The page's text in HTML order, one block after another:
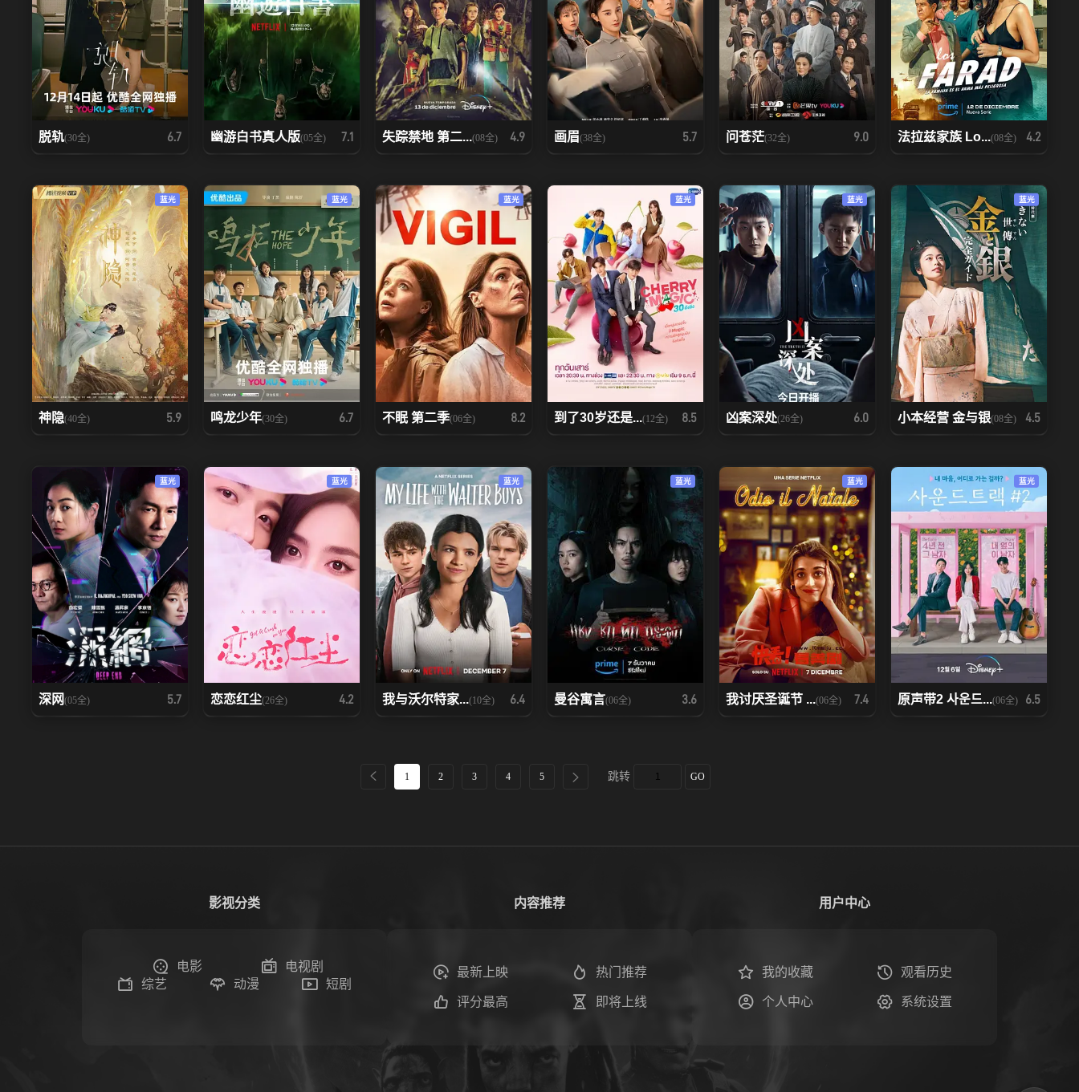
脱轨(30全) 6.7 幽游白书真人版(05全) 7.1 失踪禁地 第二...(08全) 4.9 画眉(38全) 5.7 问苍茫(32全) 9.0 法拉兹家族 Lo...(08全) 4.2
蓝光
神隐(40全) 5.9
蓝光
鸣龙少年(30全) 6.7
蓝光
不眠 第二季(06全) 8.2
蓝光
到了30岁还是...(12全) 8.5
蓝光
凶案深处(26全) 6.0
蓝光
小本经营 金与银(08全) 4.5
蓝光
深网(05全) 5.7
蓝光
恋恋红尘(26全) 4.2
蓝光
我与沃尔特家...(10全) 6.4
蓝光
曼谷寓言(06全) 3.6
蓝光
我讨厌圣诞节 ...(06全) 7.4
蓝光
原声带2 사운드...(06全) 6.5
1 2 3 4 5 跳转 GO
影视分类
电影
电视剧
综艺
动漫 短剧
内容推荐
最新上映 热门推荐
评分最高 即将上线
用户中心
我的收藏 观看历史
个人中心 系统设置